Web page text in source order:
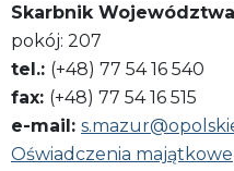
Skarbnik
pokój: 207
tel.: (+48) 77 54 16 540
fax: (+48) 77 54 16 515
e-mail:
Oświadczenia majątkowe